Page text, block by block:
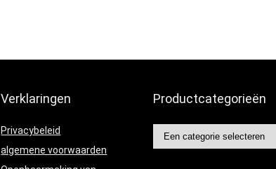
Verklaringen
Privacybeleid
algemene voorwaarden
Productcategorieën